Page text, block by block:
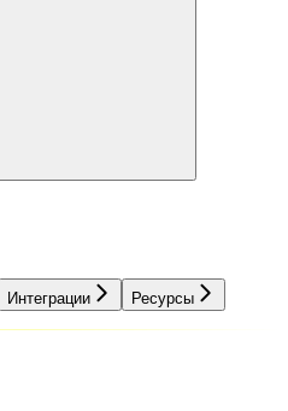
Интеграции Ресурсы